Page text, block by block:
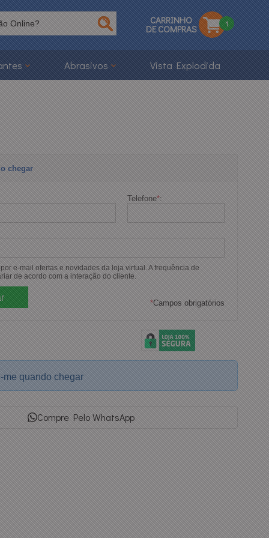
CARRINHO
DE COMPRAS 1
Abrasivos Vista Explodida
chegar
Telefone*:
e-mail ofertas e novidades da loja virtual. A frequência de
de acordo com a interação do cliente.
*Campos obrigatórios
me quando chegar
Compre Pelo WhatsApp